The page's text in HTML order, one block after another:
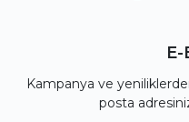
Kampanya ve
posta